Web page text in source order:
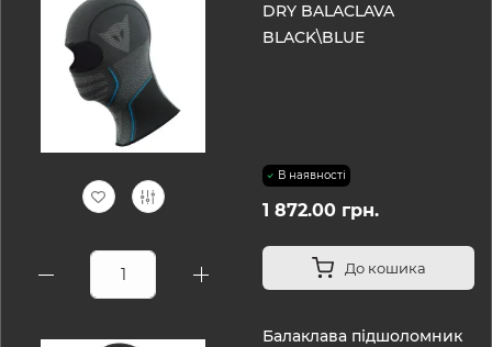
DRY BALACLAVA
BLACK\BLUE
В наявності
1 872.00 грн.
До кошика
Балаклава підшоломник